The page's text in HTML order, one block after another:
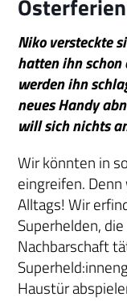
Osterferien
Niko versteckte
hatten ihn schon
werden ihn
neues Handy
will sich nichts
Wir könnten in
eingreifen.
Alltags! Wir
Superhelden,
Nachbarschaft
Haustür